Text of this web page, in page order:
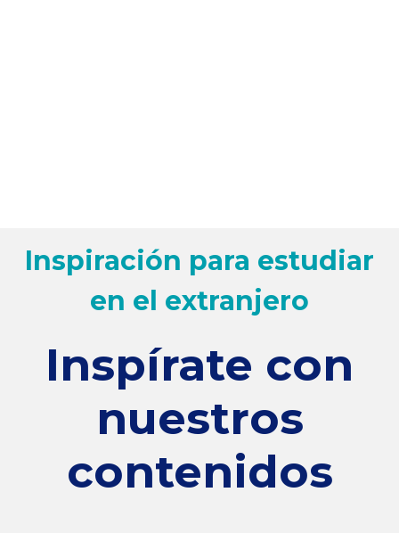
Inspiración para estudiar
en el extranjero
Inspírate con
nuestros
contenidos